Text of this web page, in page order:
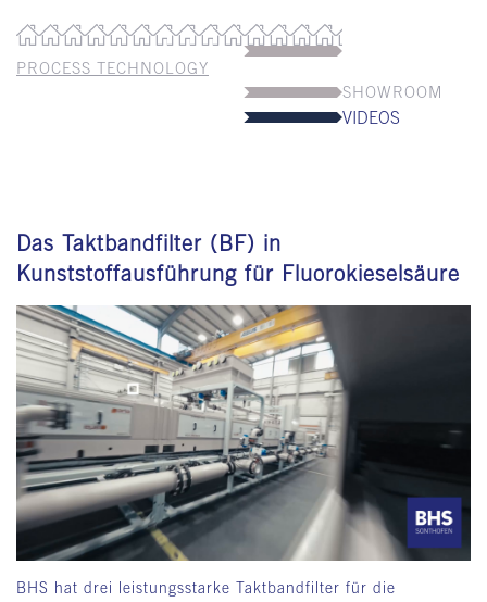
PROCESS TECHNOLOGY
SHOWROOM
VIDEOS
Das Taktbandfilter (BF) in
Kunststoffausführung für Fluorokieselsäure
BHS hat drei leistungsstarke Taktbandfilter für die